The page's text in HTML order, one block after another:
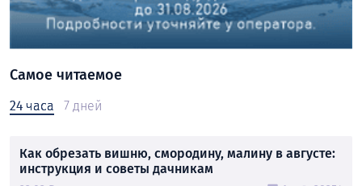
Самое читаемое
24 часа 7 дней
Как обрезать вишню, смородину, малину в августе:
инструкция и советы дачникам